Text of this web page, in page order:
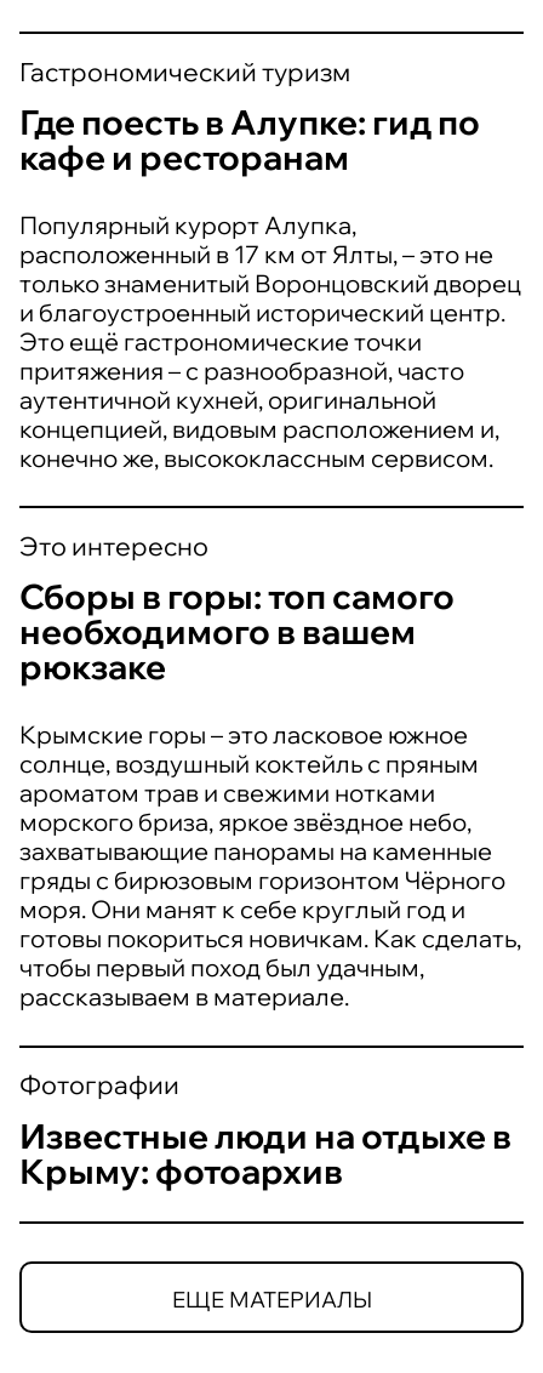
Гастрономический туризм
Где поесть в Алупке: гид по
кафе и ресторанам
Популярный курорт Алупка,
расположенный в 17 км от Ялты, – это не
только знаменитый Воронцовский дворец
и благоустроенный исторический центр.
Это ещё гастрономические точки
притяжения – с разнообразной, часто
аутентичной кухней, оригинальной
концепцией, видовым расположением и,
конечно же, высококлассным сервисом.
Это интересно
Сборы в горы: топ самого
необходимого в вашем
рюкзаке
Крымские горы – это ласковое южное
солнце, воздушный коктейль с пряным
ароматом трав и свежими нотками
морского бриза, яркое звёздное небо,
захватывающие панорамы на каменные
гряды с бирюзовым горизонтом Чёрного
моря. Они манят к себе круглый год и
готовы покориться новичкам. Как сделать,
чтобы первый поход был удачным,
рассказываем в материале.
Фотографии
Известные люди на отдыхе в
Крыму: фотоархив
ЕЩЕ МАТЕРИАЛЫ